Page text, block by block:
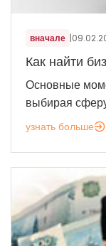
вначале |
Как найти
Основные
выбирая
узнать больше